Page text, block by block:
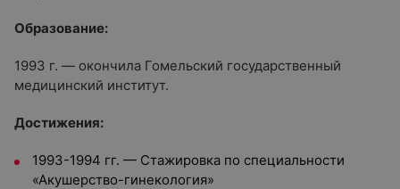
Образование:
1993 г. — окончила Гомельский государственный
медицинский институт.
Достижения:
1993-1994 гг. — Стажировка по специальности
«Акушерство-гинекология»